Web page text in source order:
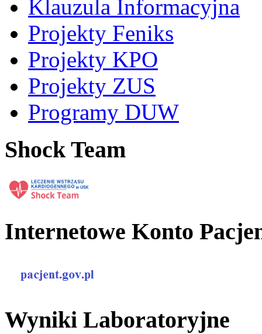
Klauzula Informacyjna
Projekty Feniks
Projekty KPO
Projekty ZUS
Programy DUW
Shock Team
Internetowe Konto
Wyniki Laboratoryjne